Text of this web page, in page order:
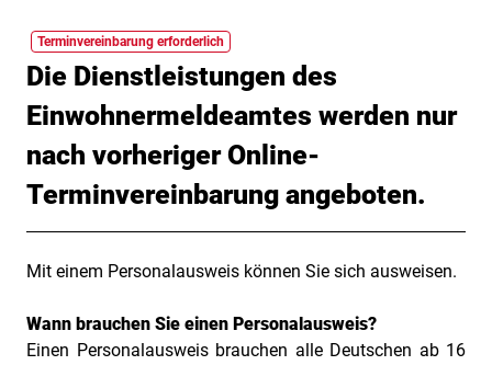
Terminvereinbarung erforderlich
Kurzbeschreibung
Die Dienstleistungen des
Einwohnermeldeamtes werden nur
nach vorheriger Online-
Terminvereinbarung angeboten.
Beschreibung
Mit einem Personalausweis können Sie sich ausweisen.
Wann brauchen Sie einen Personalausweis?
Einen Personalausweis brauchen alle Deutschen ab 16